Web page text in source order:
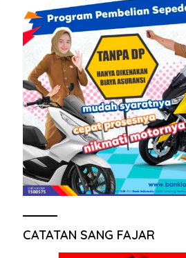
CATATAN SANG FAJAR